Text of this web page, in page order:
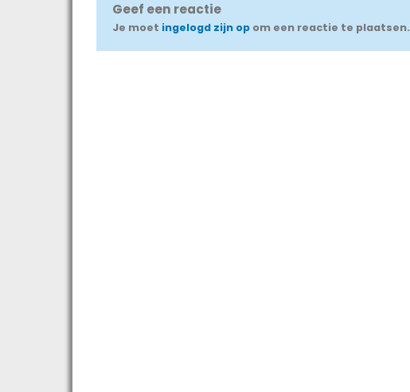
Geef een reactie
Je moet ingelogd zijn op om een reactie te plaatsen.